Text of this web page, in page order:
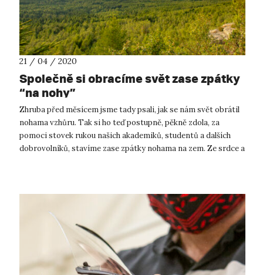
21 / 04 / 2020
Společně si obracíme svět zase zpátky
“na nohy”
Zhruba před měsícem jsme tady psali, jak se nám svět obrátil
nohama vzhůru. Tak si ho teď postupně, pěkně zdola, za
pomoci stovek rukou našich akademiků, studentů a dalších
dobrovolníků, stavíme zase zpátky nohama na zem. Ze srdce a